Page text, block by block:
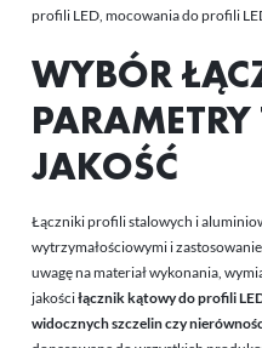
profili LED mocowania do profili
WYBÓR
JAKOŚĆ
Łączniki profili stalowych i
wytrzymałościowymi i
uwagę na materiał wykonania,
jakościłącznik kątowy do profili
widocznych szczelin czy